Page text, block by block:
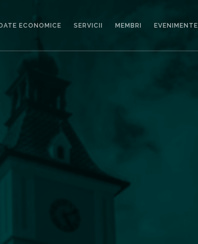
DATE ECONOMICE SERVICII MEMBRI EVENIMENTE